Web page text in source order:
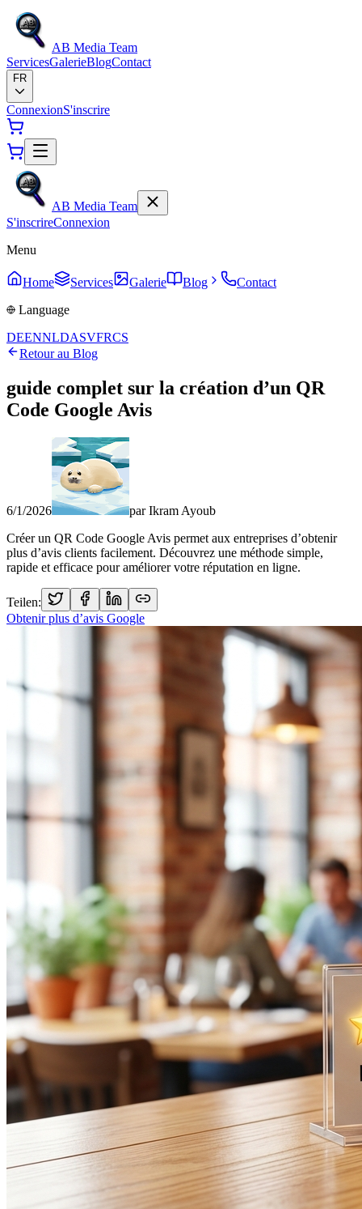
AB Media Team
ServicesGalerieBlogContact
FR
ConnexionS'inscrire
AB Media Team
S'inscrireConnexion
Menu
Home Services Galerie Blog
Contact
Language
DEENNLDASVFRCS
Retour au Blog
guide complet sur la création d’un QR
Code Google Avis
6/1/2026 par Ikram Ayoub
Créer un QR Code Google Avis permet aux entreprises d’obtenir
plus d’avis clients facilement. Découvrez une méthode simple,
rapide et efficace pour améliorer votre réputation en ligne.
Teilen:
Obtenir plus d’avis Google